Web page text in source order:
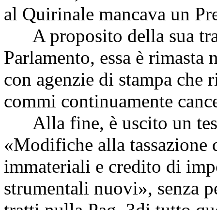
al Quirinale mancava un
A proposito della sua
Parlamento, essa è
con agenzie di stampa che
commi continuamente
Alla fine, è uscito un
«Modifiche alla
immateriali e credito di
strumentali nuovi», senza